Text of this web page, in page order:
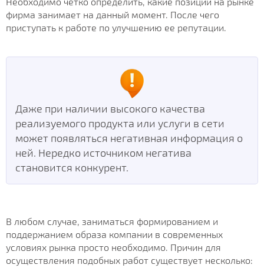
фирма занимает на данный момент. После чего
приступать к работе по улучшению ее репутации.
Даже при наличии высокого качества
реализуемого продукта или услуги в сети
может появляться негативная информация о
ней. Нередко источником негатива
становится конкурент.
В любом случае, заниматься формированием и
поддержанием образа компании в современных
условиях рынка просто необходимо. Причин для
осуществления подобных работ существует несколько: